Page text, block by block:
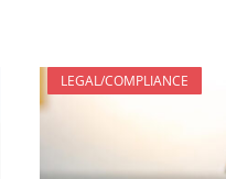
LEGAL/COMPLIANCE